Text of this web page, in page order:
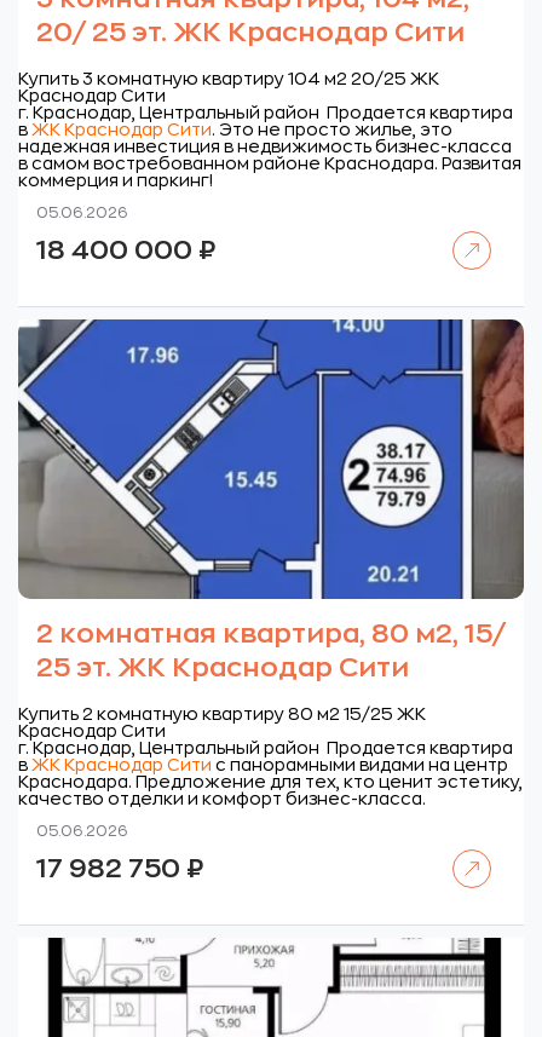
20/ 25 эт. ЖК Краснодар Сити
Купить 3 комнатную квартиру 104 м2 20/25 ЖК
Краснодар Сити
г. Краснодар, Центральный район
Продается квартира
в ЖК Краснодар Сити. Это не просто жилье, это
надежная инвестиция в недвижимость бизнес-класса
в самом востребованном районе Краснодара. Развитая
коммерция и паркинг!
05.06.2026
18 400 000 ₽
2 комнатная квартира, 80 м2, 15/
25 эт. ЖК Краснодар Сити
Купить 2 комнатную квартиру 80 м2 15/25 ЖК
Краснодар Сити
г. Краснодар, Центральный район
Продается квартира
в ЖК Краснодар Сити с панорамными видами на центр
Краснодара. Предложение для тех, кто ценит эстетику,
качество отделки и комфорт бизнес-класса.
05.06.2026
17 982 750 ₽